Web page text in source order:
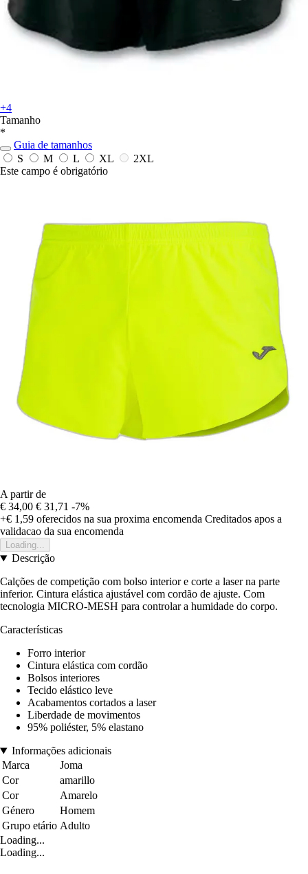
+4
Tamanho
*
Guia de tamanhos
S
M L XL
2XL
Este campo é obrigatório
A partir de
€ 34,00 € 31,71 -7%
+€ 1,59 oferecidos na sua proxima encomenda Creditados apos a
validacao da sua encomenda
Loading...
Descrição
Calções de competição com bolso interior e corte a laser na parte
inferior. Cintura elástica ajustável com cordão de ajuste. Com
tecnologia MICRO-MESH para controlar a humidade do corpo.
Características
Forro interior
Cintura elástica com cordão
Bolsos interiores
Tecido elástico leve
Acabamentos cortados a laser
Liberdade de movimentos
95% poliéster, 5% elastano
Informações adicionais
Marca
Joma
Cor
amarillo
Cor
Amarelo
Género
Homem
Grupo etário Adulto
Loading...
Loading...